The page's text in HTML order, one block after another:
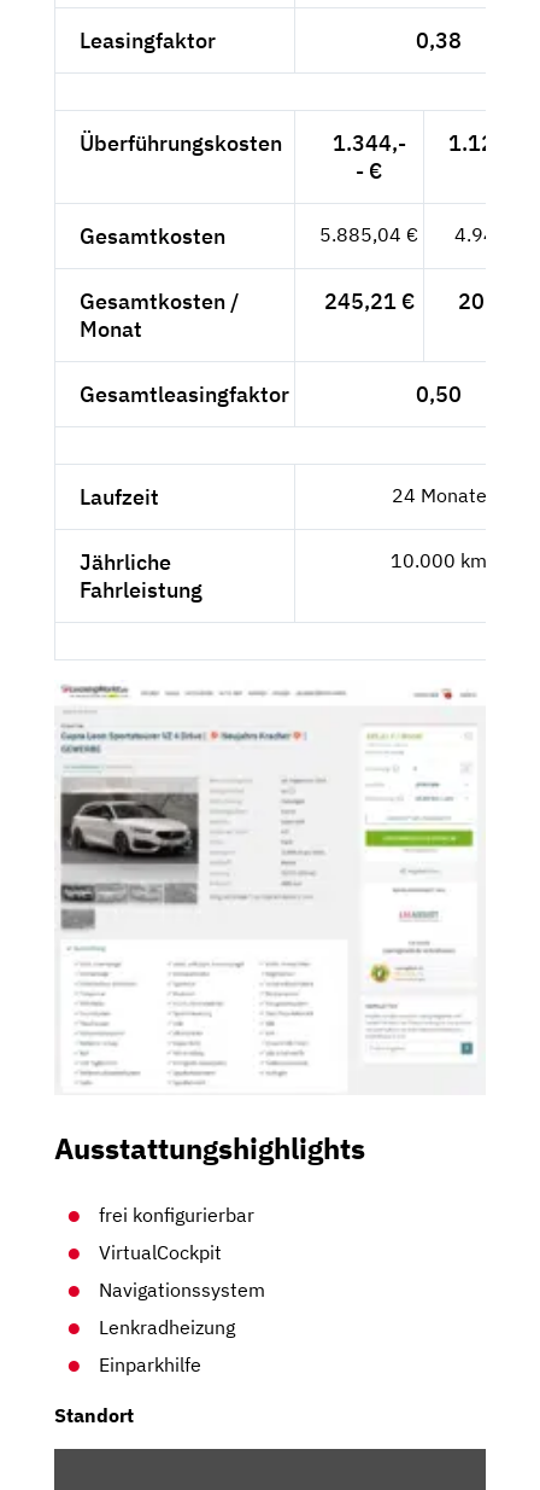
Leasingfaktor 0,38
Überführungskosten
1.344,-
- €
Gesamtkosten 5.885,04 € 4.945,41
Gesamtkosten /
Monat
245,21 € 206,06
Gesamtleasingfaktor 0,50
Laufzeit 24 Monate
Jährliche
Fahrleistung
10.000 km
Ausstattungshighlights
frei konfigurierbar
VirtualCockpit
Navigationssystem
Lenkradheizung
Einparkhilfe
Standort